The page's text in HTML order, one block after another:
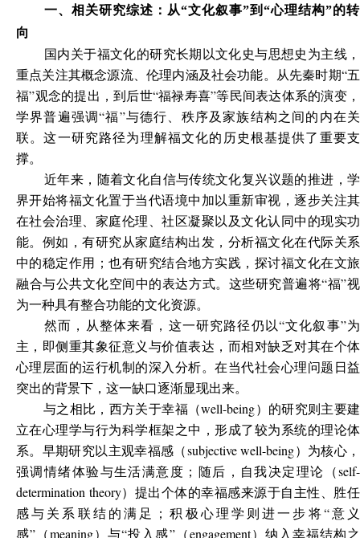
一、相关研究综述：从“文化叙事”到“心理结构”的转
向
国内关于福文化的研究长期以文化史与思想史为主线，
重点关注其概念源流、伦理内涵及社会功能。从先秦时期“五
福”观念的提出，到后世“福禄寿喜”等民间表达体系的演变，
学界普遍强调“福”与德行、秩序及家族结构之间的内在关
联。这一研究路径为理解福文化的历史根基提供了重要支
撑。
近年来，随着文化自信与传统文化复兴议题的推进，学
界开始将福文化置于当代语境中加以重新审视，逐步关注其
在社会治理、家庭伦理、社区凝聚以及文化认同中的现实功
能。例如，有研究从家庭结构出发，分析福文化在代际关系
中的稳定作用；也有研究结合地方实践，探讨福文化在文旅
融合与公共文化空间中的表达方式。这些研究普遍将“福”视
为一种具有整合功能的文化资源。
然而，从整体来看，这一研究路径仍以“文化叙事”为
主，即侧重其象征意义与价值表达，而相对缺乏对其在个体
心理层面的运行机制的深入分析。在当代社会心理问题日益
突出的背景下，这一缺口逐渐显现出来。
与之相比，西方关于幸福（well-being）的研究则主要建
立在心理学与行为科学框架之中，形成了较为系统的理论体
系。早期研究以主观幸福感（subjective well-being）为核心，
强调情绪体验与生活满意度；随后，自我决定理论（self-
determination theory）提出个体的幸福感来源于自主性、胜任
感与关系联结的满足；积极心理学则进一步将“意义
感”（meaning）与“投入感”（engagement）纳入幸福结构之